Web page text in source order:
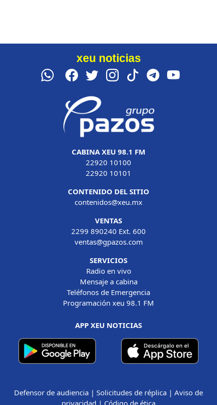
xeu noticias
CABINA XEU 98.1 FM
22920 10100
22920 10101
CONTENIDO DEL SITIO
contenidos@xeu.mx
VENTAS
2299 890240 Ext. 600
ventas@gpazos.com
SERVICIOS
Radio en vivo
Mensaje a cabina
Teléfonos de Emergencia
Programación xeu 98.1 FM
APP XEU NOTICIAS
Defensor de audiencia | Solicitudes de réplica | Aviso de